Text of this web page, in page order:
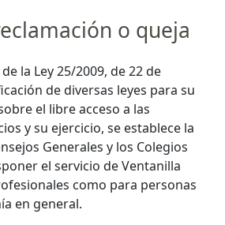
o queja
la Ley 25/2009, de 22 de
de diversas leyes para su
el libre acceso a las
y su ejercicio, se establece la
Generales y los Colegios
el servicio de Ventanilla
como para personas
en general.